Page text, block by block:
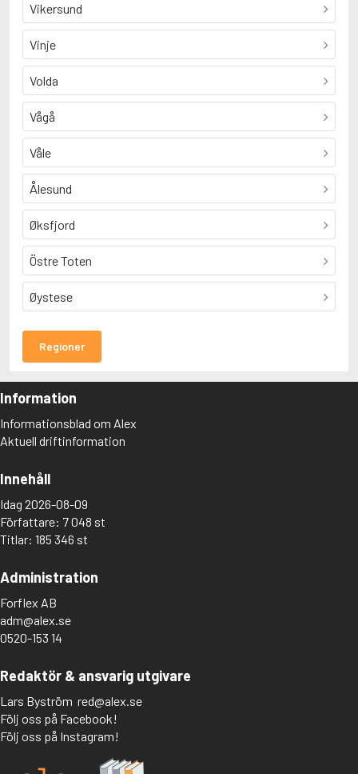
Vikersund
Vinje
Volda
Vågå
Våle
Ålesund
Øksfjord
Östre Toten
Øystese
Regioner
Information
Informationsblad om Alex
Aktuell driftinformation
Innehåll
Idag 2026-08-09
Författare: 7 048 st
Titlar: 185 346 st
Administration
Forflex AB
adm@alex.se
0520-153 14
Redaktör & ansvarig utgivare
Lars Byström red@alex.se
Följ oss på Facebook!
Följ oss på Instagram!